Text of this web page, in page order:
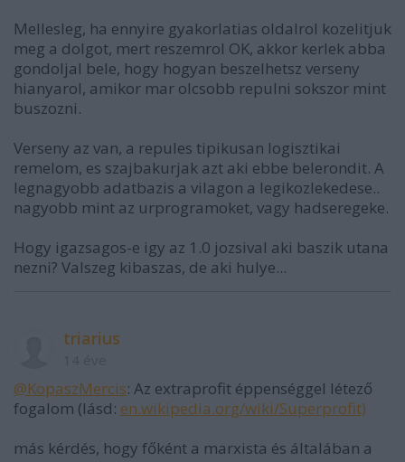
Mellesleg, ha ennyire gyakorlatias oldalrol kozelitjuk
meg a dolgot, mert reszemrol OK, akkor kerlek abba
gondoljal bele, hogy hogyan beszelhetsz verseny
hianyarol, amikor mar olcsobb repulni sokszor mint
buszozni.
Verseny az van, a repules tipikusan logisztikai
remelom, es szajbakurjak azt aki ebbe belerondit. A
legnagyobb adatbazis a vilagon a legikozlekedese..
nagyobb mint az urprogramoket, vagy hadseregeke.
Hogy igazsagos-e igy az 1.0 jozsival aki baszik utana
nezni? Valszeg kibaszas, de aki hulye...
triarius
@KopaszMercis: Az extraprofit éppenséggel létező
fogalom (lásd: en.wikipedia.org/wiki/Superprofit)
más kérdés, hogy főként a marxista és általában a